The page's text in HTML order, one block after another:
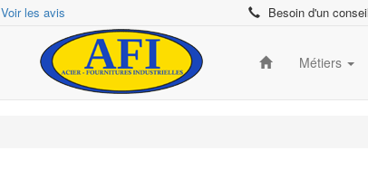
Voir les avis Besoin d'un
Métiers